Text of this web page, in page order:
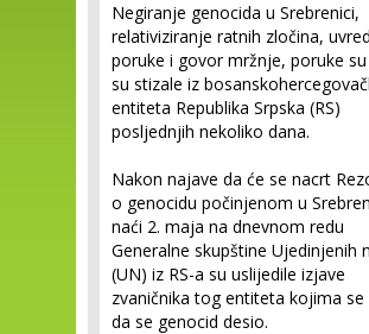
Negiranje genocida u Srebrenici,
relativiziranje ratnih zločina,
poruke i govor mržnje, poruke
su stizale iz
entiteta Republika Srpska (RS)
posljednjih nekoliko dana.
Nakon najave da će se nacrt
o genocidu počinjenom u
naći 2. maja na dnevnom redu
Generalne skupštine Ujedinjenih
(UN) iz RS-a su uslijedile izjave
zvaničnika tog entiteta kojima se
da se genocid desio.